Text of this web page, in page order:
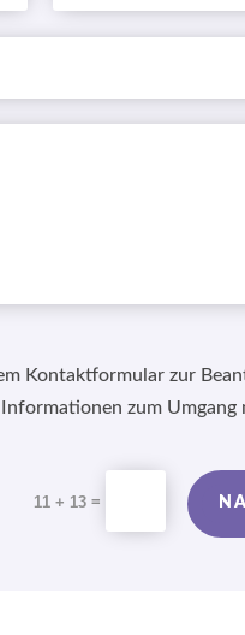
Kontaktformular zur
zum Umgang
11 + 13 =